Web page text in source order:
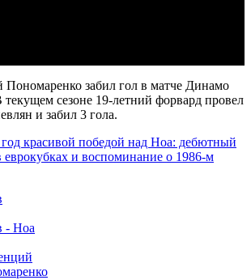
забил гол в матче Динамо
сезоне 19-летний форвард провел
и забил 3 гола.
красивой победой над Ноа: дебютный
и воспоминание о 1986-м
- Ноа